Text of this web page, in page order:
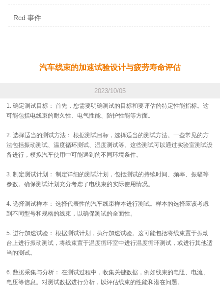
Rcd 事件
汽车线束的加速试验设计与疲劳寿命评估
2023/10/05
1. 确定测试目标： 首先，您需要明确测试的目标和要评估的特定性能指标。这
可能包括电线束的耐久性、电气性能、防护性能等方面。
2. 选择适当的测试方法： 根据测试目标，选择适当的测试方法。一些常见的方
法包括振动测试、温度循环测试、湿度测试等。这些测试可以通过实验室测试设
备进行，模拟汽车使用中可能遇到的不同环境条件。
3. 制定测试计划： 制定详细的测试计划，包括测试的持续时间、频率、振幅等
参数。确保测试计划充分考虑了电线束的实际使用情况。
4. 选择测试样本： 选择代表性的汽车线束样本进行测试。样本的选择应该考虑
到不同型号和规格的线束，以确保测试的全面性。
5. 进行加速试验： 根据测试计划，执行加速试验。这可能包括将线束置于振动
台上进行振动测试，将线束置于温度循环室中进行温度循环测试，或进行其他适
当的测试。
6. 数据采集与分析： 在测试过程中，收集关键数据，例如线束的电阻、电流、
电压等信息。对测试数据进行分析，以评估线束的性能和潜在问题。